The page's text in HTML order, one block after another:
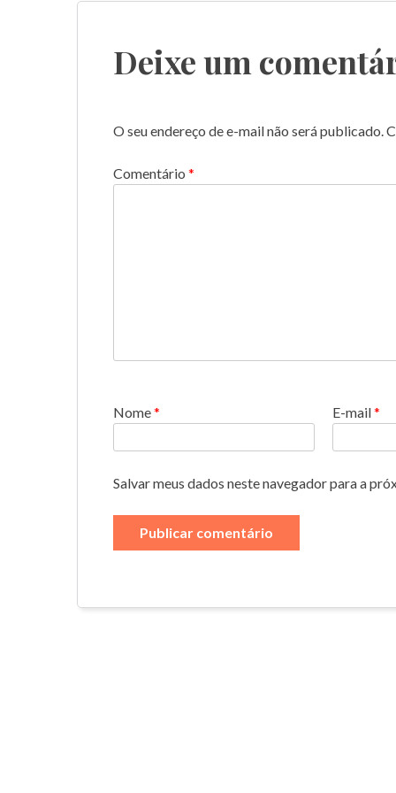
Deixe um
O seu endereço de e-mail não será publicado.
Comentário *
Nome* E-mail*
Salvar meus dados neste navegador para a